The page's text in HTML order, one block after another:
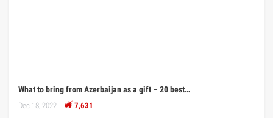
What to bring from Azerbaijan as a gift – 20 best…
Dec 18, 2022 7,631